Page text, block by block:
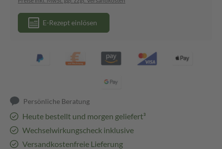
E-Rezept einlösen
Persönliche Beratung
Heute bestellt und morgen geliefert³
Wechselwirkungscheck inklusive
Versandkostenfreie Lieferung